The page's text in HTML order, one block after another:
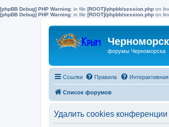
[phpBB Debug] PHP Warning: in file [ROOT]/phpbb/session.php on
[phpBB Debug] PHP Warning: in file [ROOT]/phpbb/session.php on
форумы Черноморска
Ссылки Правила
Список форумов
Удалить cookies конференции